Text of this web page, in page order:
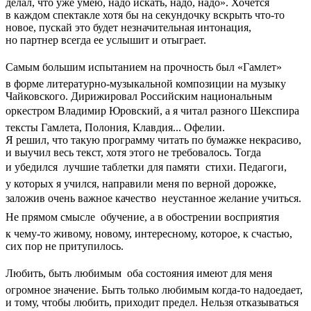
делал, что уже умею, надо искать, надо, надо». Хочется
в каждом спектакле хотя бы на секундочку вскрыть что-то
новое, пускай это будет незначительная интонация,
но партнер всегда ее услышит и отыграет.
Самым большим испытанием на прочность был «Гамлет» 
в форме литературно-музыкальной композиции на музыку
Чайковского. Дирижировал Российским национальным
оркестром Владимир Юровский, а я читал разного Шекспира 
тексты Гамлета, Полония, Клавдия... Офелии.
Я решил, что такую программу читать по бумажке некрасиво,
и выучил весь текст, хотя этого не требовалось. Тогда
и убедился  лучшие таблетки для памяти  стихи. Педагоги,
у которых я учился, направили меня по верной дорожке,
заложив очень важное качество  неустанное желание учиться.
Не прямом смысле  обучение, а в обострении восприятия
к чему-то живому, новому, интересному, которое, к счастью,
сих пор не притупилось.
Любить, быть любимым  оба состояния имеют для меня
огромное значение. Быть только любимым когда-то надоедает,
и тому, чтобы любить, приходит предел. Нельзя отказываться